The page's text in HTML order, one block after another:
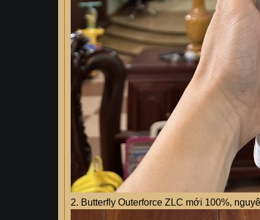
2. Butterfly Outerforce ZLC mới 100%,